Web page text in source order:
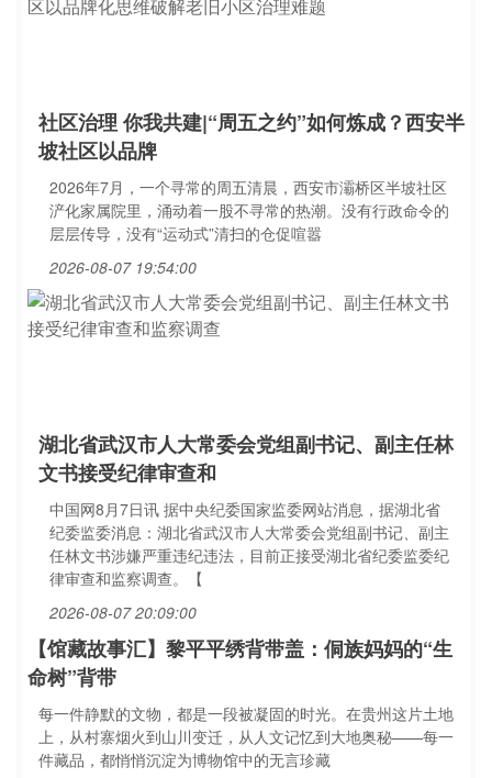
社区治理 你我共建|“周五之约”如何炼成？西安半
坡社区以品牌
2026年7月，一个寻常的周五清晨，西安市灞桥区半坡社区
浐化家属院里，涌动着一股不寻常的热潮。没有行政命令的
层层传导，没有“运动式”清扫的仓促喧嚣
2026-08-07 19:54:00
湖北省武汉市人大常委会党组副书记、副主任林
文书接受纪律审查和
中国网8月7日讯 据中央纪委国家监委网站消息，据湖北省
纪委监委消息：湖北省武汉市人大常委会党组副书记、副主
任林文书涉嫌严重违纪违法，目前正接受湖北省纪委监委纪
律审查和监察调查。【
2026-08-07 20:09:00
【馆藏故事汇】黎平平绣背带盖：侗族妈妈的“生
命树”背带
每一件静默的文物，都是一段被凝固的时光。在贵州这片土地
上，从村寨烟火到山川变迁，从人文记忆到大地奥秘——每一
件藏品，都悄悄沉淀为博物馆中的无言珍藏